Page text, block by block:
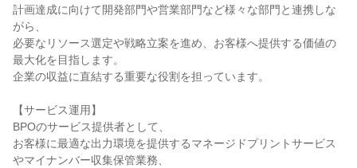
計画達成に向けて開発部門や営業部門など様々な部門と連携しな
がら、
必要なリソース選定や戦略立案を進め、お客様へ提供する価値の
最大化を目指します。
企業の収益に直結する重要な役割を担っています。
【サービス運用】
BPOのサービス提供者として、
お客様に最適な出力環境を提供するマネージドプリントサービス
やマイナンバー収集保管業務、